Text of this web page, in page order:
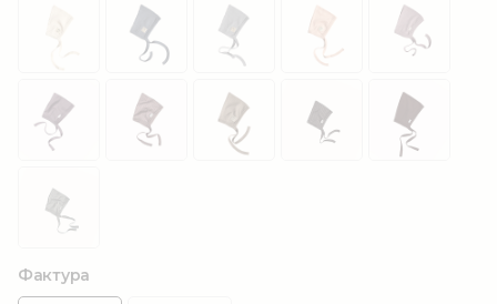
Фактура